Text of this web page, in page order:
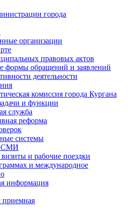
города
организации
правовых актов
формы обращений и заявлений
деятельности
комиссия города Кургана
и функции
служба
реформа
системы
СМИ
и рабочие поездки
и международное
информация
приемная